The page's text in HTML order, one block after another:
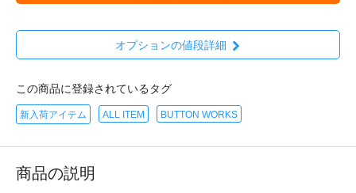
オプションの値段詳細
この商品に登録されているタグ
新入荷アイテム ALL ITEM BUTTON WORKS
商品の説明